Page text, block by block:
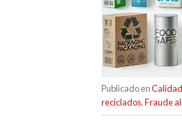
Publicado enCalidad
reciclados,Fraude